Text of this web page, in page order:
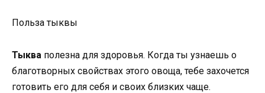
Польза тыквы
Тыква полезна для здоровья. Когда ты узнаешь о
благотворных свойствах этого овоща, тебе захочется
готовить его для себя и своих близких чаще.